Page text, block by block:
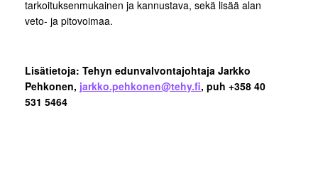
tarkoituksenmukainen ja kannustava, sekä lisää alan
veto- ja pitovoimaa.
Lisätietoja: Tehyn edunvalvontajohtaja Jarkko
Pehkonen, jarkko.pehkonen@tehy.fi, puh +358 40
531 5464